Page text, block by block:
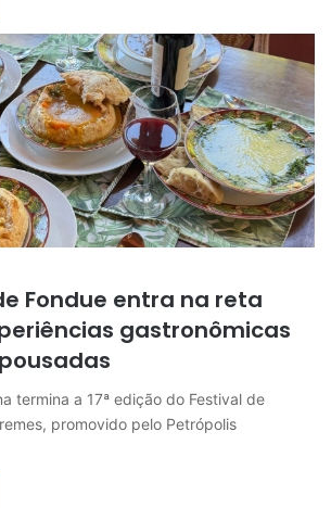
Fondue entra na reta
gastronômicas
termina a 17ª edição do Festival de
promovido pelo Petrópolis